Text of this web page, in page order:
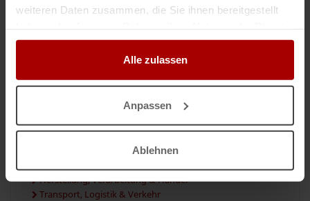
weiteren Daten zusammen, die Sie ihnen bereitgestellt
gesammelt haben.
Alle zulassen
Anpassen
Ablehnen
Ausbau & Installation
Rohbau, Hoch- & Tiefbau
Planung, Leitung & Beratung
Industrie, Gewerbe & Logistik
Industrie- & Gewerbebau
Herstellung, Verarbeitung & Handel
Transport, Logistik & Verkehr